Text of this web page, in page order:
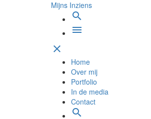
Mijns Inziens
search
menu
clear
Home
Over mij
Portfolio
In de media
Contact
search